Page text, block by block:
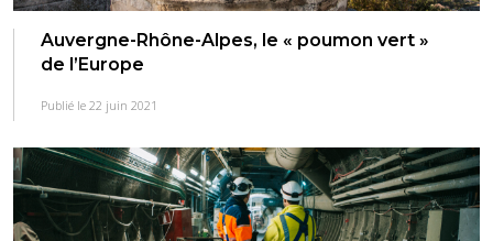
Auvergne-Rhône-Alpes, le « poumon vert »
de l’Europe
Publié le 22 juin 2021